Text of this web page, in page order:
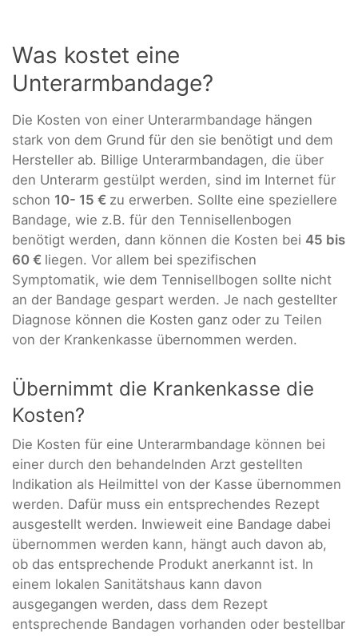
Was kostet eine
Unterarmbandage?
Die Kosten von einer Unterarmbandage hängen
stark von dem Grund für den sie benötigt und dem
Hersteller ab. Billige Unterarmbandagen, die über
den Unterarm gestülpt werden, sind im Internet für
schon 10- 15 € zu erwerben. Sollte eine speziellere
Bandage, wie z.B. für den Tennisellenbogen
benötigt werden, dann können die Kosten bei 45 bis
60 € liegen. Vor allem bei spezifischen
Symptomatik, wie dem Tennisellbogen sollte nicht
an der Bandage gespart werden. Je nach gestellter
Diagnose können die Kosten ganz oder zu Teilen
von der Krankenkasse übernommen werden.
Übernimmt die Krankenkasse die
Kosten?
Die Kosten für eine Unterarmbandage können bei
einer durch den behandelnden Arzt gestellten
Indikation als Heilmittel von der Kasse übernommen
werden. Dafür muss ein entsprechendes Rezept
ausgestellt werden. Inwieweit eine Bandage dabei
übernommen werden kann, hängt auch davon ab,
ob das entsprechende Produkt anerkannt ist. In
einem lokalen Sanitätshaus kann davon
ausgegangen werden, dass dem Rezept
entsprechende Bandagen vorhanden oder bestellbar